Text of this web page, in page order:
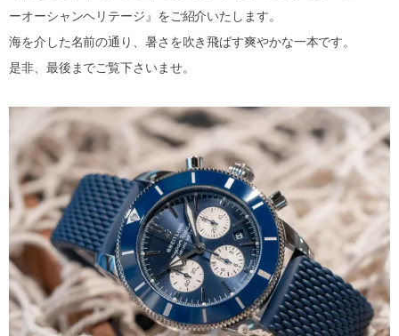
ーオーシャンヘリテージ』をご紹介いたします。
海を介した名前の通り、暑さを吹き飛ばす爽やかな一本です。
是非、最後までご覧下さいませ。